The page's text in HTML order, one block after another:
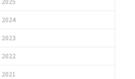
2025
2024
2023
2022
2021